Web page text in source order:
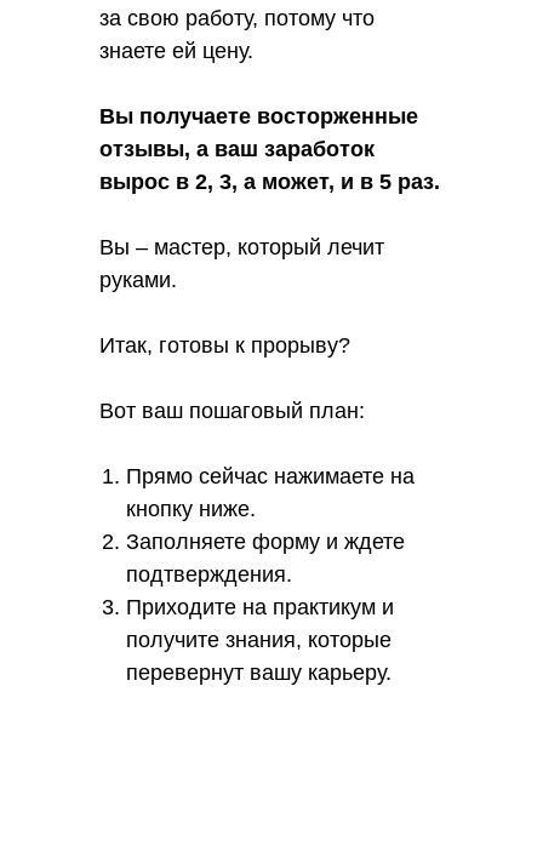
за свою работу, потому что
знаете ей цену.
Вы получаете восторженные
отзывы, а ваш заработок
вырос в 2, 3, а может, и в 5 раз.
Вы – мастер, который лечит
руками.
Итак, готовы к прорыву?
Вот ваш пошаговый план:
Прямо сейчас нажимаете на
кнопку ниже.
Заполняете форму и ждете
подтверждения.
Приходите на практикум и
получите знания, которые
перевернут вашу карьеру.